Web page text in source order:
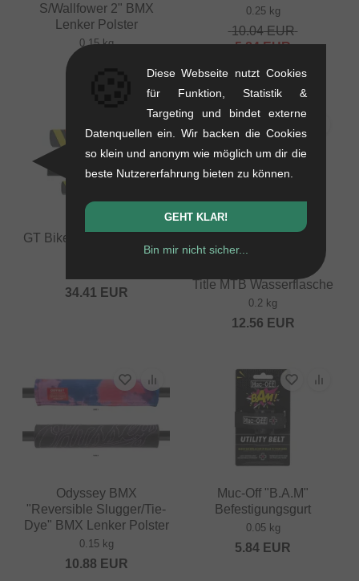
S/Wallfower 2" BMX
Lenker Polster
0.15 kg
8.36
0.25 kg
10.04EUR
5.84EUR
- 42 %
GT Bikes "DYNO" Polster
34.41 EUR
Title MTB Wasserflasche
0.2 kg
12.56 EUR
Odyssey BMX
"Reversible Slugger/Tie-
Dye" BMX Lenker Polster
0.15 kg
10.88 EUR
Muc-Off "B.A.M"
Befestigungsgurt
0.05 kg
5.84 EUR
Diese Webseite nutzt Cookies
für Funktion, Statistik &
Targeting und bindet externe
Datenquellen ein. Wir backen die Cookies
so klein und anonym wie möglich um dir die
beste Nutzererfahrung bieten zu können.
GEHT KLAR!
Bin mir nicht sicher...